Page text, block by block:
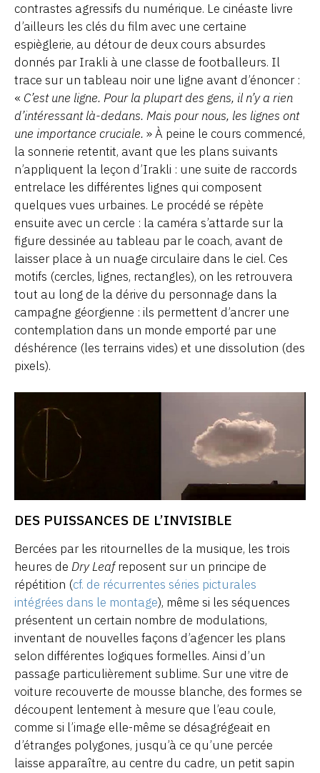
contrastes agressifs du numérique. Le cinéaste livre
d’ailleurs les clés du film avec une certaine
espièglerie, au détour de deux cours absurdes
donnés par Irakli à une classe de footballeurs. Il
trace sur un tableau noir une ligne avant d’énoncer :
« C’est une ligne. Pour la plupart des gens, il n’y a rien
d’intéressant là-dedans. Mais pour nous, les lignes ont
une importance cruciale. » À peine le cours commencé,
la sonnerie retentit, avant que les plans suivants
n’appliquent la leçon d’Irakli : une suite de raccords
entrelace les différentes lignes qui composent
quelques vues urbaines. Le procédé se répète
ensuite avec un cercle : la caméra s’attarde sur la
figure dessinée au tableau par le coach, avant de
laisser place à un nuage circulaire dans le ciel. Ces
motifs (cercles, lignes, rectangles), on les retrouvera
tout au long de la dérive du personnage dans la
campagne géorgienne : ils permettent d’ancrer une
contemplation dans un monde emporté par une
déshérence (les terrains vides) et une dissolution (des
pixels).
DES PUISSANCES DE L’INVISIBLE
Bercées par les ritournelles de la musique, les trois
heures de Dry Leafreposent sur un principe de
répétition (cf. de récurrentes séries picturales
intégrées dans le montage), même si les séquences
présentent un certain nombre de modulations,
inventant de nouvelles façons d’agencer les plans
selon différentes logiques formelles. Ainsi d’un
passage particulièrement sublime. Sur une vitre de
voiture recouverte de mousse blanche, des formes se
découpent lentement à mesure que l’eau coule,
comme si l’image elle-même se désagrégeait en
d’étranges polygones, jusqu’à ce qu’une percée
laisse apparaître, au centre du cadre, un petit sapin